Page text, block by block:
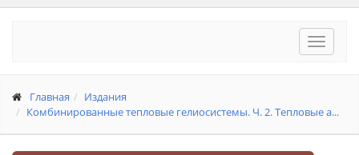
Toggle
Главная
Издания
Комбинированные тепловые гелиосистемы. Ч. 2. Тепловые а...